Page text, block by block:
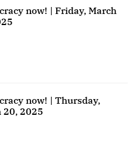
now! | Friday, March
now! | Thursday,
20, 2025